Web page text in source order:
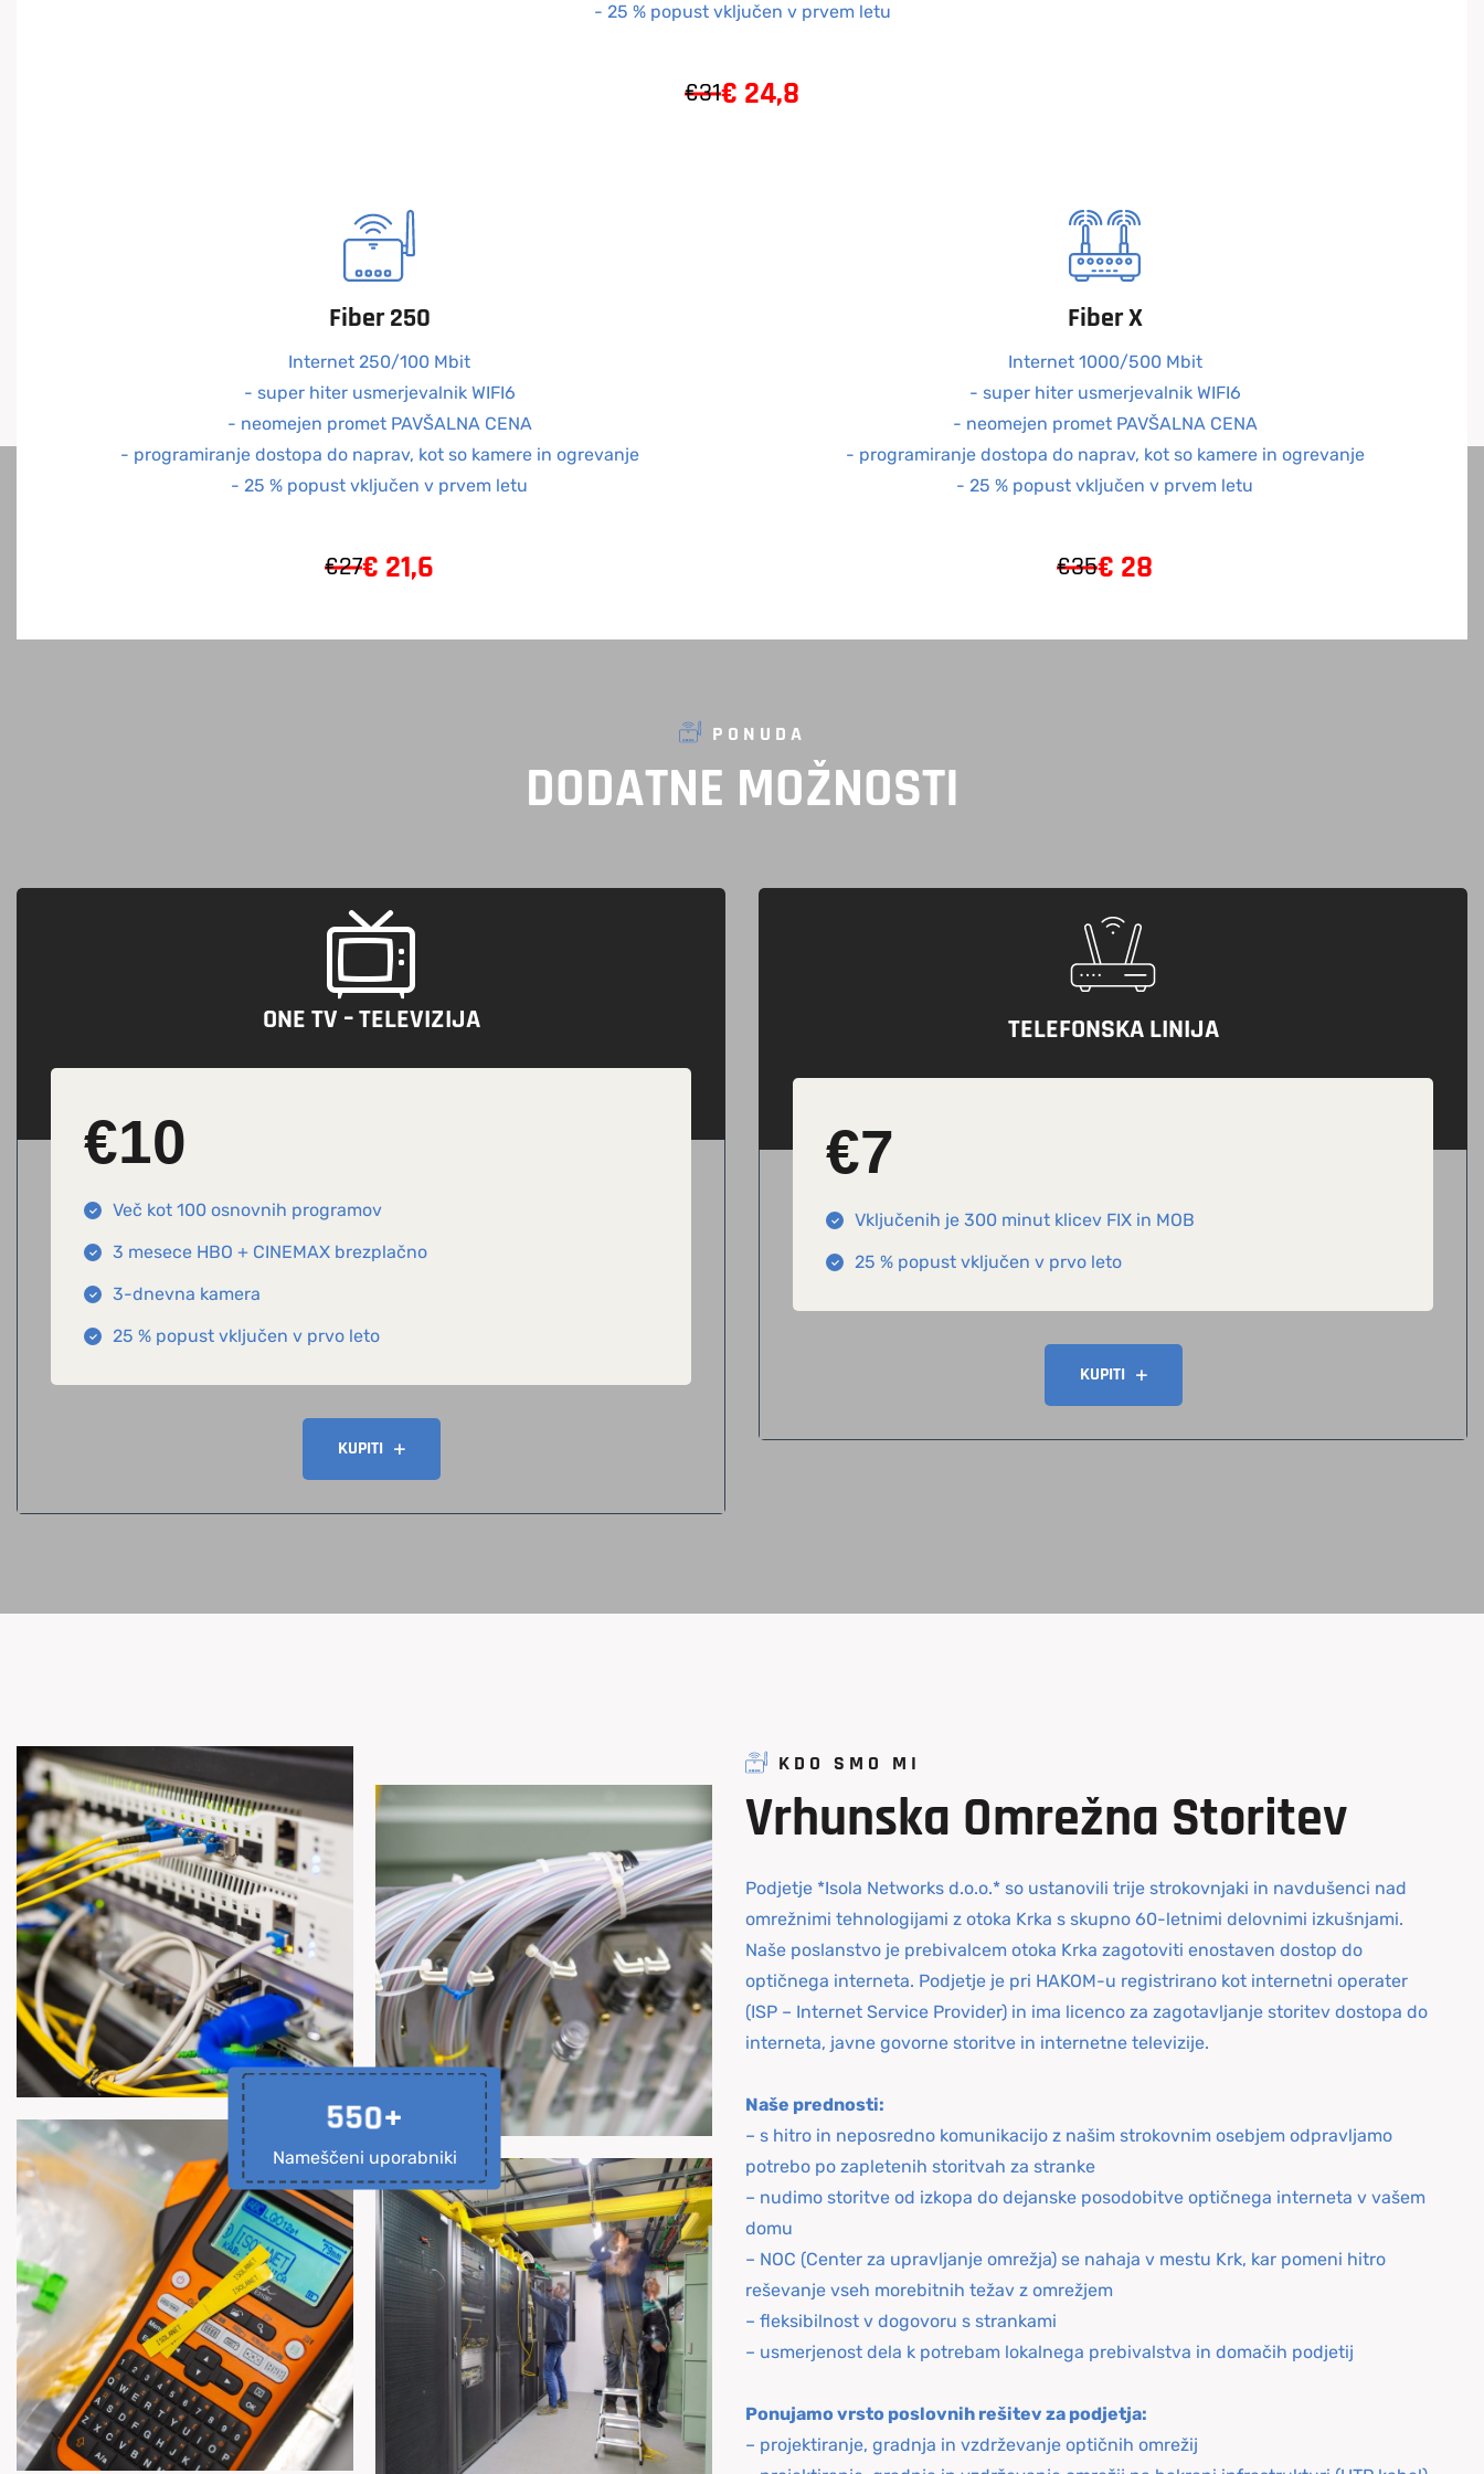
- 25 % popust vključen v prvem letu
€31€ 24,8
Fiber 250
Internet 250/100 Mbit
- super hiter usmerjevalnik WIFI6
- neomejen promet PAVŠALNA CENA
- programiranje dostopa do naprav, kot so kamere in ogrevanje
- 25 % popust vključen v prvem letu
€27€ 21,6
Fiber X
Internet 1000/500 Mbit
- super hiter usmerjevalnik WIFI6
- neomejen promet PAVŠALNA CENA
- programiranje dostopa do naprav, kot so kamere in ogrevanje
- 25 % popust vključen v prvem letu
€35€ 28
PONUDA
DODATNE MOŽNOSTI
ONE TV – TELEVIZIJA
€10
Več kot 100 osnovnih programov
3 mesece HBO + CINEMAX brezplačno
3-dnevna kamera
25 % popust vključen v prvo leto
KUPITI
TELEFONSKA LINIJA
€7
Vključenih je 300 minut klicev FIX in MOB
25 % popust vključen v prvo leto
KUPITI
550+
Nameščeni uporabniki
KDO SMO MI
Vrhunska Omrežna Storitev
Podjetje *Isola Networks d.o.o.* so ustanovili trije strokovnjaki in navdušenci nad
omrežnimi tehnologijami z otoka Krka s skupno 60-letnimi delovnimi izkušnjami.
Naše poslanstvo je prebivalcem otoka Krka zagotoviti enostaven dostop do
optičnega interneta. Podjetje je pri HAKOM-u registrirano kot internetni operater
(ISP – Internet Service Provider) in ima licenco za zagotavljanje storitev dostopa do
interneta, javne govorne storitve in internetne televizije.
Naše prednosti:
– s hitro in neposredno komunikacijo z našim strokovnim osebjem odpravljamo
potrebo po zapletenih storitvah za stranke
– nudimo storitve od izkopa do dejanske posodobitve optičnega interneta v vašem
domu
– NOC (Center za upravljanje omrežja) se nahaja v mestu Krk, kar pomeni hitro
reševanje vseh morebitnih težav z omrežjem
– fleksibilnost v dogovoru s strankami
– usmerjenost dela k potrebam lokalnega prebivalstva in domačih podjetij
Ponujamo vrsto poslovnih rešitev za podjetja:
– projektiranje, gradnja in vzdrževanje optičnih omrežij